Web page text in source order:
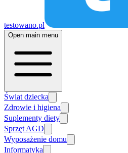
testowano.pl
Open main menu
Świat dziecka
Zdrowie i higiena
Suplementy diety
Sprzęt AGD
Wyposażenie domu
Informatyka